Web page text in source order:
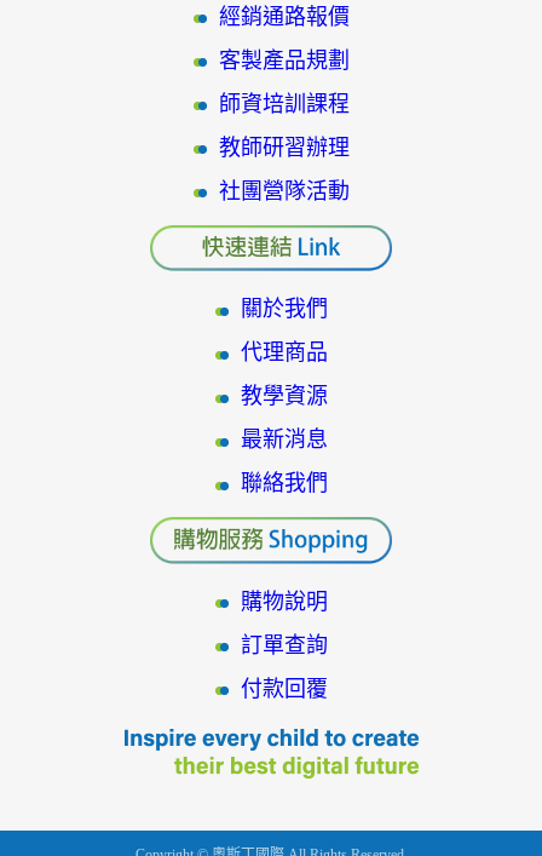
經銷通路報價
客製產品規劃
師資培訓課程
教師研習辦理
社團營隊活動
關於我們
代理商品
教學資源
最新消息
聯絡我們
購物說明
訂單查詢
付款回覆